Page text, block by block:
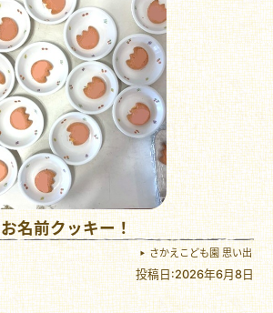
お名前クッキー！
さかえこども園 思い出
投稿日:2026年6月8日